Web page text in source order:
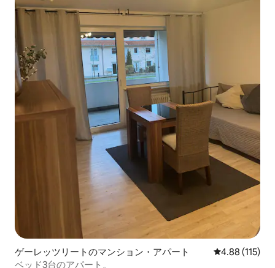
ゲーレッツリートのマンション・アパート レビュー115
4.88 (115)
ベッド3台のアパート。